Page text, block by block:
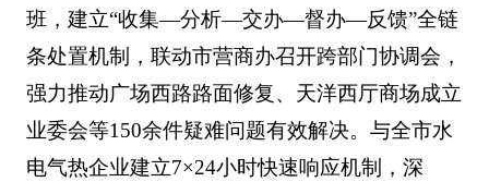
班，建立“收集—分析—交办—督办—反馈”全链
条处置机制，联动市营商办召开跨部门协调会，
强力推动广场西路路面修复、天洋西厅商场成立
业委会等150余件疑难问题有效解决。与全市水
电气热企业建立7×24小时快速响应机制，深